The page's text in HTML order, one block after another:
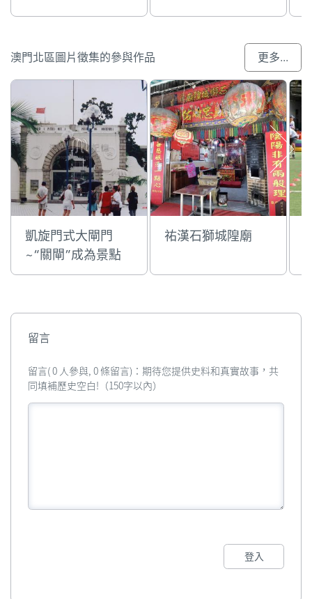
澳門北區圖片徵集的參與作品 更多...
凱旋門式大閘門
~“關閘”成為景點
祐漢石獅城隍廟
留言
留言( 0 人參與, 0 條留言)：期待您提供史料和真實故事，共
同填補歷史空白!（150字以內）
登入